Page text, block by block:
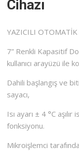
Cihazı
YAZICILI
7” Renkli Kapasitif
kullanıcı arayüzü ile
Dahili başlangış ve
sayacı,
Isı ayarı ± 4 °C
fonksiyonu.
Mikroişlemci